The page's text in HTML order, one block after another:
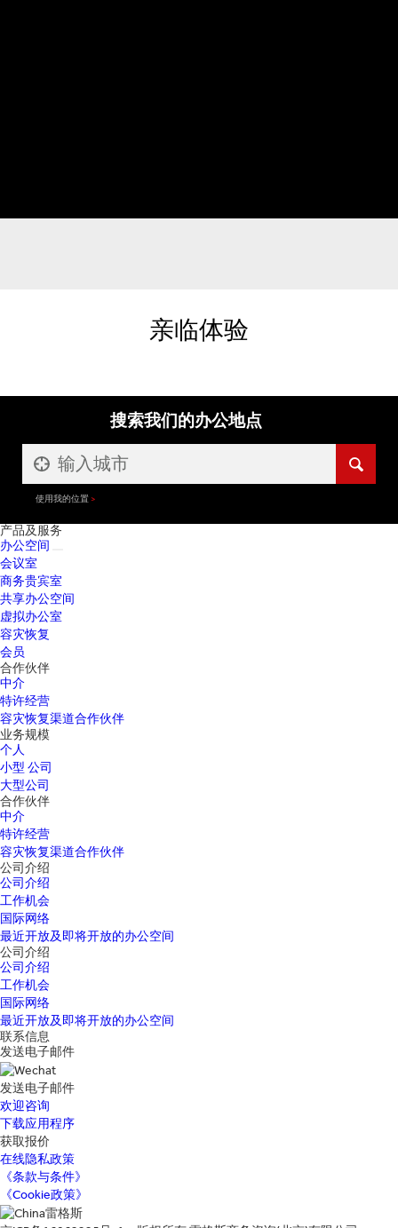
亲临体验
搜索我们的办公地点
使用我的位置
产品及服务
办公空间
会议室
商务贵宾室
共享办公空间
虚拟办公室
容灾恢复
会员
合作伙伴
中介
特许经营
容灾恢复渠道合作伙伴
业务规模
个人
小型 公司
大型公司
合作伙伴
中介
特许经营
容灾恢复渠道合作伙伴
公司介绍
公司介绍
工作机会
国际网络
最近开放及即将开放的办公空间
公司介绍
公司介绍
工作机会
国际网络
最近开放及即将开放的办公空间
联系信息
发送电子邮件
发送电子邮件
欢迎咨询
下载应用程序
获取报价
在线隐私政策
《条款与条件》
《Cookie政策》